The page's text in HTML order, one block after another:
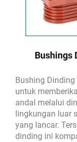
Bushings
Bushing
untuk
andal melalui
lingkungan luar
yang lancar.
dinding ini